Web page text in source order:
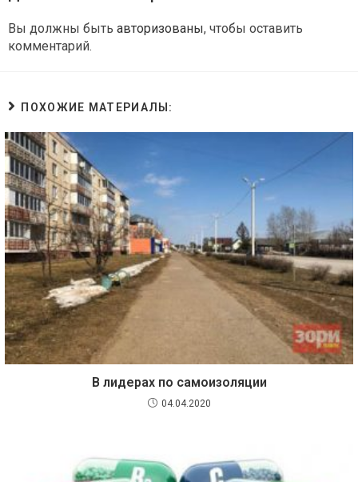
Вы должны быть авторизованы, чтобы оставить
комментарий.
ПОХОЖИЕ МАТЕРИАЛЫ:
В лидерах по самоизоляции
04.04.2020